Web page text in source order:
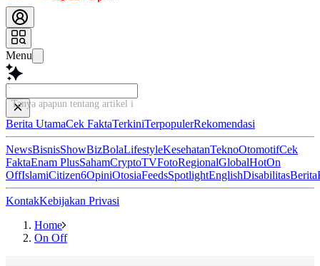
Menu
Tanya apapun tentang artikel ini...
Berita UtamaCek FaktaTerkiniTerpopulerRekomendasi
NewsBisnisShowBizBolaLifestyleKesehatanTeknoOtomotifCek
FaktaEnam PlusSahamCryptoTVFotoRegionalGlobalHotOn
OffIslamiCitizen6OpiniOtosiaFeedsSpotlightEnglishDisabilitasBerita
KontakKebijakan Privasi
Home
On Off